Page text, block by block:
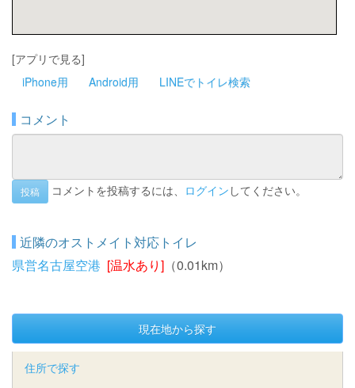
[アプリで見る]
iPhone用
Android用 LINEでトイレ検索
コメント
投稿 コメントを投稿するには、 ログイン してください。
近隣のオストメイト対応トイレ
県営名古屋空港 [温水あり] （0.01km）
現在地から探す
住所で探す